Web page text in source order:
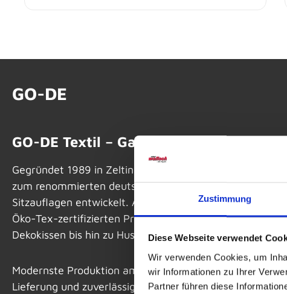
Zustimmung
Diese Webseite verwendet
Wir verwenden Cookies, um
wir Informationen zu Ihrer
Partner führen diese
GO-DE
GO-DE Textil – Gartenkomfort „Made
Gegründet 1989 in Zeltingen-Rachtig, hat sich GO-DE
zum renommierten deutschen Hersteller hochwertiger
Sitzauflagen entwickelt. Als erfahrener Partner
Öko-Tex-zertifizierten Produkten – von Sitz- und
Dekokissen bis hin zu Hussen, Sonnensegeln und mehr.
Modernste Produktion am Hochmoselübergang
Lieferung und zuverlässige Qualität. Für Sie bedeutet